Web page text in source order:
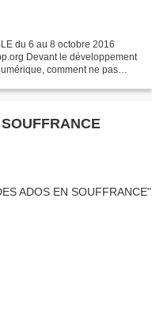
du 6 au 8 octobre 2016
Devant le développement
comment ne pas